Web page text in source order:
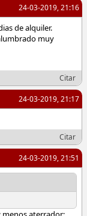
24-03-2019, 21:16
de alquiler.
muy
Citar
24-03-2019, 21:17
Citar
24-03-2019, 21:51